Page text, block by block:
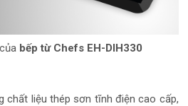
bếp từ Chefs EH-DIH330
chất liệu thép sơn tĩnh điện cao cấp,